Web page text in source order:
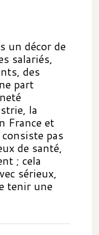
un décor de
salariés,
des
part
la
France et
pas
de santé,
; cela
sérieux,
tenir une